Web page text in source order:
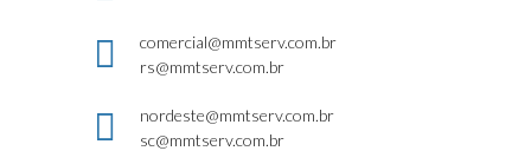
comercial@mmtserv.com.br
rs@mmtserv.com.br
nordeste@mmtserv.com.br
sc@mmtserv.com.br